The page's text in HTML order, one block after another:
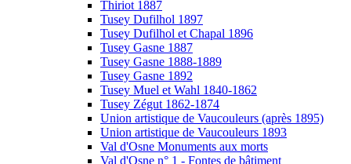
Thiriot 1887
Tusey Dufilhol 1897
Tusey Dufilhol et Chapal 1896
Tusey Gasne 1887
Tusey Gasne 1888-1889
Tusey Gasne 1892
Tusey Muel et Wahl 1840-1862
Tusey Zégut 1862-1874
Union artistique de Vaucouleurs (après 1895)
Union artistique de Vaucouleurs 1893
Val d'Osne Monuments aux morts
Val d'Osne n° 1 - Fontes de bâtiment